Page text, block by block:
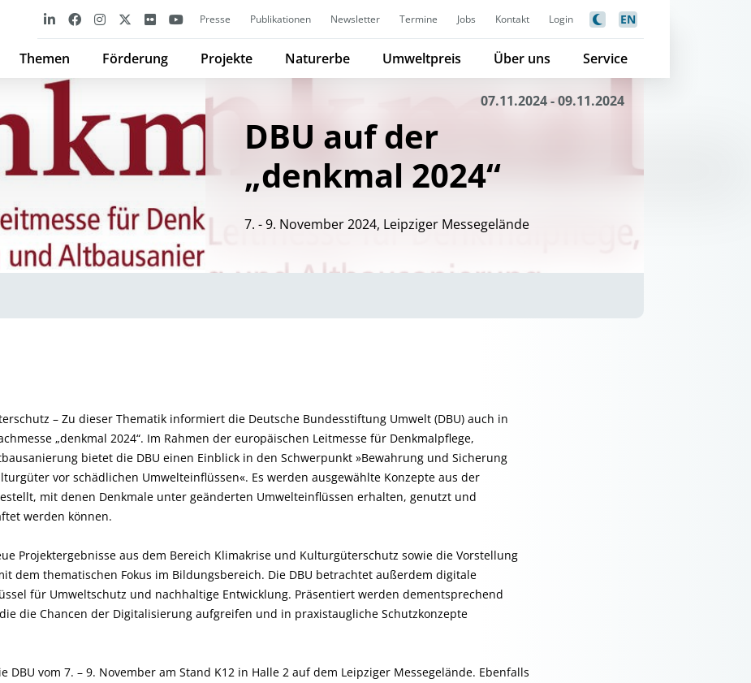
Presse Publikationen Newsletter Termine Jobs Kontakt Login EN
Themen Förderung Projekte Naturerbe Umweltpreis Über uns Service
07.11.2024 - 09.11.2024
DBU auf der
„denkmal 2024“
7. - 9. November 2024, Leipziger Messegelände
– Zu dieser Thematik informiert die Deutsche Bundesstiftung Umwelt (DBU) auch in
„denkmal 2024“. Im Rahmen der europäischen Leitmesse für Denkmalpflege,
bietet die DBU einen Einblick in den Schwerpunkt »Bewahrung und Sicherung
vor schädlichen Umwelteinflüssen«. Es werden ausgewählte Konzepte aus der
mit denen Denkmale unter geänderten Umwelteinflüssen erhalten, genutzt und
werden können.
Projektergebnisse aus dem Bereich Klimakrise und Kulturgüterschutz sowie die Vorstellung
dem thematischen Fokus im Bildungsbereich. Die DBU betrachtet außerdem digitale
für Umweltschutz und nachhaltige Entwicklung. Präsentiert werden dementsprechend
die Chancen der Digitalisierung aufgreifen und in praxistaugliche Schutzkonzepte
DBU vom 7. – 9. November am Stand K12 in Halle 2 auf dem Leipziger Messegelände. Ebenfalls